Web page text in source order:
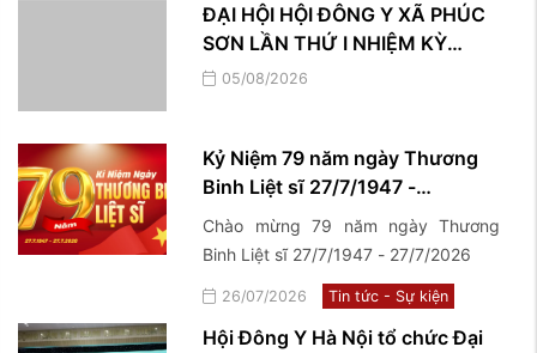
I, nhiệm kỳ 2026–2031, đánh dấu một
bước phát triển mới trong công tác
kế thừa, bảo tồn và phát huy những
ĐẠI HỘI HỘI ĐÔNG Y XÃ PHÚC
SƠN LẦN THỨ I NHIỆM KỲ
(2026 – 2031)
05/08/2026
Kỷ Niệm 79 năm ngày Thương
Binh Liệt sĩ 27/7/1947 -
27/7/2026
Chào mừng 79 năm ngày Thương
Binh Liệt sĩ 27/7/1947 - 27/7/2026
26/07/2026 Tin tức - Sự kiện
Hội Đông Y Hà Nội tổ chức Đại